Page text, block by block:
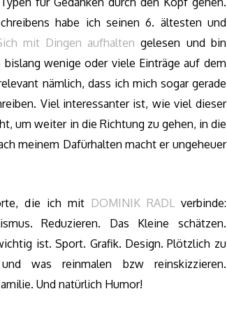
habe ich seinen 6. ältesten und
mit Dingen aufhalten gelesen und bin
wenige oder viele Einträge auf dem
nämlich, dass ich mich sogar gerade
Viel interessanter ist, wie viel dieser
um weiter in die Richtung zu gehen, in die
meinem Dafürhalten macht er ungeheuer
die ich mit DOMINIK RADLverbinde:
Reduzieren. Das Kleine schätzen.
ist. Sport. Grafik. Design. Plötzlich zu
was reinmalen bzw reinskizzieren.
Und natürlich Humor!